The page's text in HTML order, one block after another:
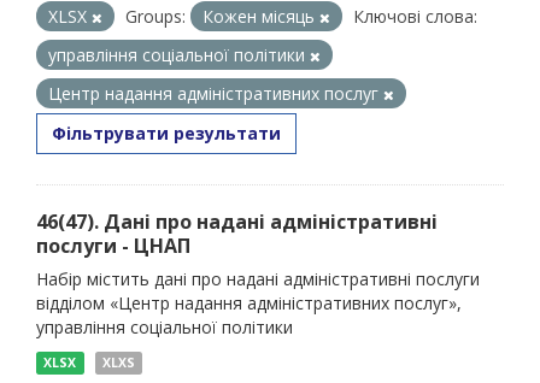
XLSX
Groups: Кожен місяць
Ключові слова:
управління соціальної політики
Центр надання адміністративних послуг
Фільтрувати результати
46(47). Дані про надані адміністративні
послуги - ЦНАП
Набір містить дані про надані адміністративні послуги
відділом «Центр надання адміністративних послуг»,
управління соціальної політики
XLSX XLXS